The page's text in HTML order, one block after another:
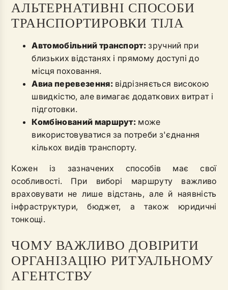
АЛЬТЕРНАТИВНІ СПОСОБИ
ТРАНСПОРТИРОВКИ ТІЛА
Автомобільний транспорт: зручний при
близьких відстанях і прямому доступі до
місця поховання.
Авиа перевезення: відрізняється високою
швидкістю, але вимагає додаткових витрат і
підготовки.
Комбінований маршрут: може
використовуватися за потреби з'єднання
кількох видів транспорту.
Кожен із зазначених способів має свої
особливості. При виборі маршруту важливо
враховувати не лише відстань, але й наявність
інфраструктури, бюджет, а також юридичні
тонкощі.
ЧОМУ ВАЖЛИВО ДОВІРИТИ
ОРГАНІЗАЦІЮ РИТУАЛЬНОМУ
АГЕНТСТВУ